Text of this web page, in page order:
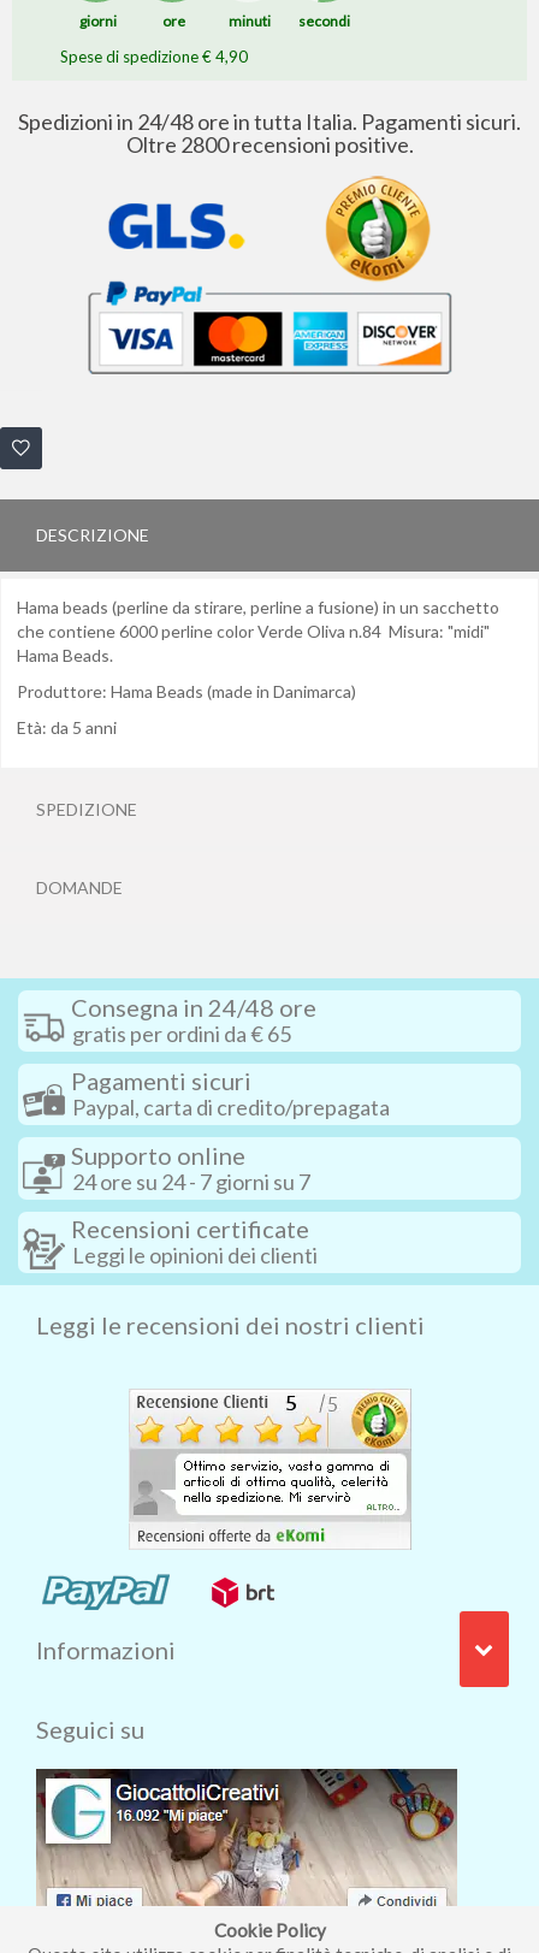
Cookie Policy
giorni ore minuti secondi
Spese di spedizione € 4,90
Spedizioni in 24/48 ore in tutta Italia. Pagamenti sicuri.
Oltre 2800 recensioni positive.
DESCRIZIONE
Hama beads (perline da stirare, perline a fusione) in un sacchetto
che contiene 6000 perline color Verde Oliva n.84 Misura: "midi"
Hama Beads.
Produttore: Hama Beads (made in Danimarca)
Età: da 5 anni
SPEDIZIONE
DOMANDE
Consegna in 24/48 ore
gratis per ordini da € 65
Pagamenti sicuri
Paypal, carta di credito/prepagata
Supporto online
24 ore su 24 - 7 giorni su 7
Recensioni certificate
Leggi le opinioni dei clienti
Leggi le recensioni dei nostri clienti
Informazioni
Seguici su